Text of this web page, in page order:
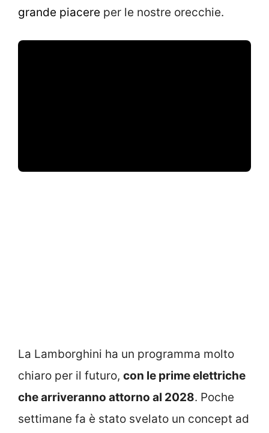
grande piacere per le nostre orecchie.
La Lamborghini ha un programma molto
chiaro per il futuro, con le prime elettriche
che arriveranno attorno al 2028. Poche
settimane fa è stato svelato un concept ad